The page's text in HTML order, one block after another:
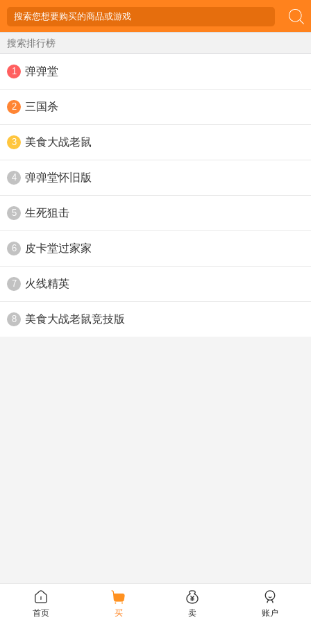
搜索排行榜
1 弹弹堂
2 三国杀
3 美食大战老鼠
4 弹弹堂怀旧版
5 生死狙击
6 皮卡堂过家家
7 火线精英
8 美食大战老鼠竞技版
首页 买 卖 账户